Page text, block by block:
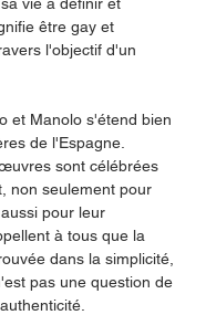
être gay et
l'objectif d'un
et Manolo s'étend bien
de l'Espagne.
sont célébrées
non seulement pour
pour leur
à tous que la
dans la simplicité,
pas une question de